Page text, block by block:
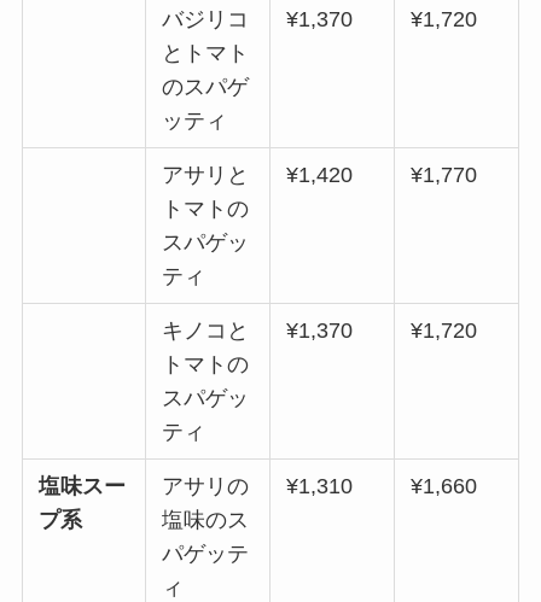
バジリコ
とトマト
のスパゲ
ッティ
¥1,370 ¥1,720
アサリと
トマトの
スパゲッ
ティ
¥1,420 ¥1,770
キノコと
トマトの
スパゲッ
ティ
¥1,370 ¥1,720
塩味スー
プ系
アサリの
塩味のス
パゲッテ
ィ
¥1,310 ¥1,660